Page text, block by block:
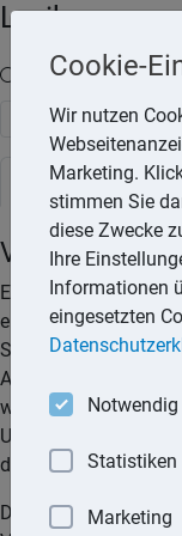
Lexika
Volltext-Suche in
Steuerlexikon
Vorbehalt der
Ein Steuerbescheid,
ergeht, kann
Steuerpflichtigen
Ablauf der
werden. Generell
dem Vorbehalt der
Der Vorbehalt der
Cookie-
Wir nutzen
Marketing.
stimmen Sie
diese Zwecke
Ihre
Informationen
eingesetzten
Notwendig
Statistiken
Marketing